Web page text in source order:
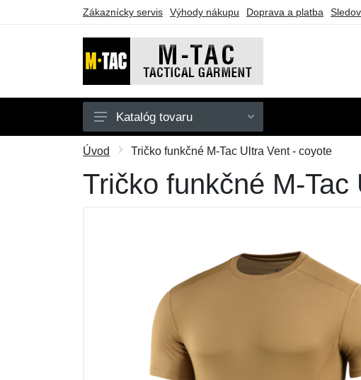
Zákaznícky servis Výhody nákupu Doprava a platba
Pánske
Dámske
Taktické vybavenie
Darčekové poukazy
Katalóg tovaru
Úvod Tričko funkčné M-Tac Ultra Vent - coyote
Tričko funkčné M-